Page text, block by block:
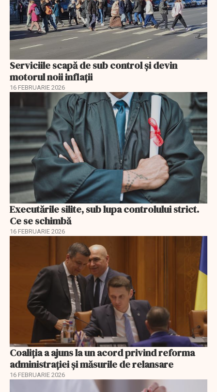
Serviciile scapă de sub control și devin
motorul noii inflații
16 FEBRUARIE 2026
Executările silite, sub lupa controlului strict.
Ce se schimbă
16 FEBRUARIE 2026
Coaliția a ajuns la un acord privind reforma
administrației și măsurile de relansare
16 FEBRUARIE 2026